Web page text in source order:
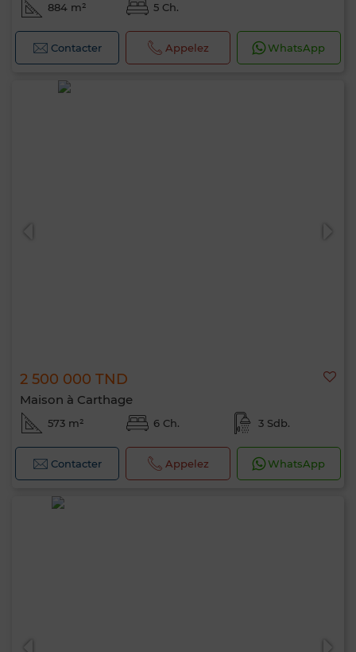
884 m² 5 Ch.
Contacter Appelez WhatsApp
2 500 000 TND
Maison à Carthage
573 m² 6 Ch. 3 Sdb.
Contacter Appelez WhatsApp